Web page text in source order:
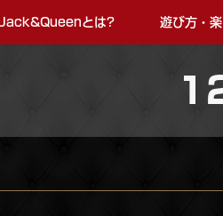
とは? 遊び方・